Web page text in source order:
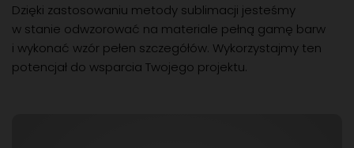
Dzięki zastosowaniu metody sublimacji jesteśmy
w stanie odwzorować na materiale pełną gamę barw
i wykonać wzór pełen szczegółów. Wykorzystajmy ten
potencjał do wsparcia Twojego projektu.